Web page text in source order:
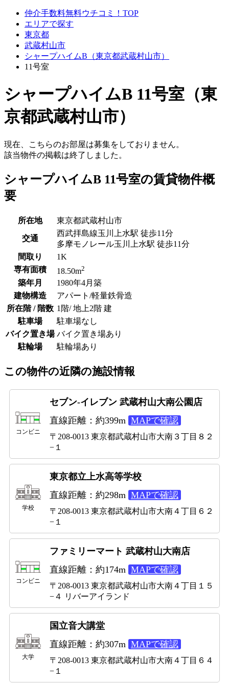
仲介手数料無料ウチコミ！TOP
エリアで探す
東京都
武蔵村山市
シャープハイムB（東京都武蔵村山市）
11号室
シャープハイムB 11号室（東
京都武蔵村山市）
現在、こちらのお部屋は募集をしておりません。
該当物件の掲載は終了しました。
シャープハイムB 11号室の賃貸物件概
要
所在地 東京都武蔵村山市
交通
西武拝島線玉川上水駅 徒歩11分
多摩モノレール玉川上水駅 徒歩11分
間取り
1K
専有面積
18.50m2
築年月
1980年4月築
建物構造
アパート/軽量鉄骨造
所在階 / 階数 1階/ 地上2階 建
駐車場
駐車場なし
バイク置き場 バイク置き場あり
駐輪場
駐輪場あり
この物件の近隣の施設情報
コンビニ
セブン-イレブン 武蔵村山大南公園店
直線距離：約399m MAPで確認
〒208-0013 東京都武蔵村山市大南３丁目８２
−１
学校
東京都立上水高等学校
直線距離：約298m MAPで確認
〒208-0013 東京都武蔵村山市大南４丁目６２
−１
コンビニ
ファミリーマート 武蔵村山大南店
直線距離：約174m MAPで確認
〒208-0013 東京都武蔵村山市大南４丁目１５
−４ リバーアイランド
大学
国立音大講堂
直線距離：約307m MAPで確認
〒208-0013 東京都武蔵村山市大南４丁目６４
−１